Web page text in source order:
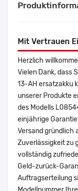
Mit Vertrauen
Herzlich
Vielen Dank, dass
13-AH ersatzakku
unserer Produkte
des Modells
einjährige
Versand gründlich
Zuverlässigkeit zu
vollständig
Geld-zurück-
Auftragserteilung